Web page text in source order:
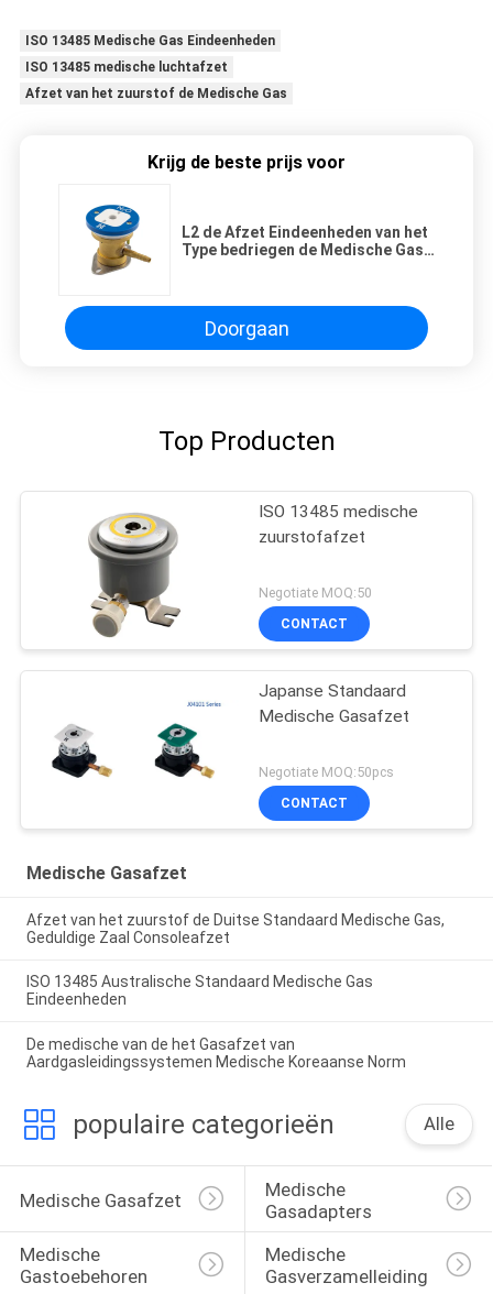
ISO 13485 Medische Gas Eindeenheden
ISO 13485 medische luchtafzet
Afzet van het zuurstof de Medische Gas
Krijg de beste prijs voor
L2 de Afzet Eindeenheden van het
Type bedriegen de Medische Gas
Doorgaan
Top Producten
ISO 13485 medische
zuurstofafzet
Negotiate MOQ:50
CONTACT
Japanse Standaard
Medische Gasafzet
Negotiate MOQ:50pcs
CONTACT
Medische Gasafzet
Afzet van het zuurstof de Duitse Standaard Medische Gas,
Geduldige Zaal Consoleafzet
ISO 13485 Australische Standaard Medische Gas
Eindeenheden
De medische van de het Gasafzet van
Aardgasleidingssystemen Medische Koreaanse Norm
populaire categorieën Alle
Medische Gasafzet
Medische
Gasadapters
Medische
Gastoebehoren
Medische
Gasverzamelleiding